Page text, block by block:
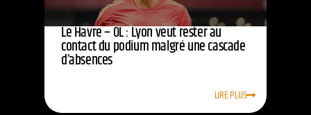
Le Havre – OL : Lyon veut rester au
contact du podium malgré une cascade
d’absences
LIRE PLUS